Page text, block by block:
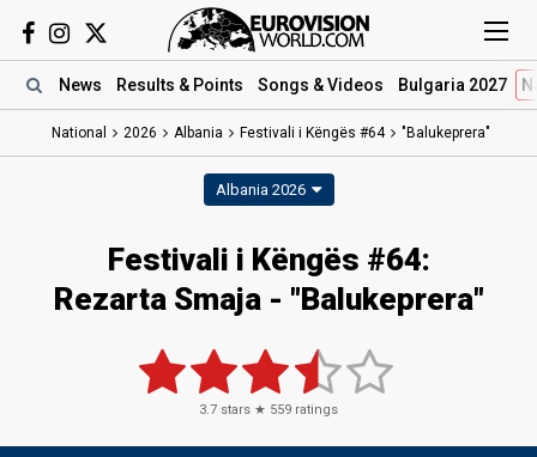
News Results & Points Songs & Videos Bulgaria 2027
National 2026 Albania Festivali i Këngës #64 "Balukeprera"
Albania 2026
Festivali i Këngës #64:
Rezarta Smaja- "Balukeprera"
3.7 stars ★ 559 ratings